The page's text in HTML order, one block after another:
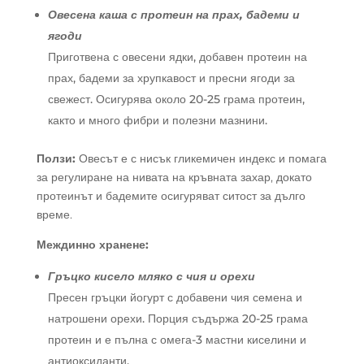
Овесена каша с протеин на прах, бадеми и
ягоди
Приготвена с овесени ядки, добавен протеин на
прах, бадеми за хрупкавост и пресни ягоди за
свежест. Осигурява около 20-25 грама протеин,
както и много фибри и полезни мазнини.
Ползи: Овесът е с нисък гликемичен индекс и помага
за регулиране на нивата на кръвната захар, докато
протеинът и бадемите осигуряват ситост за дълго
време.
Междинно хранене:
Гръцко кисело мляко с чия и орехи
Пресен гръцки йогурт с добавени чия семена и
натрошени орехи. Порция съдържа 20-25 грама
протеин и е пълна с омега-3 мастни киселини и
антиоксиданти.